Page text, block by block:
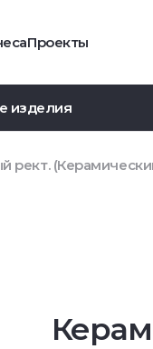
Проекты
изделия
рект.